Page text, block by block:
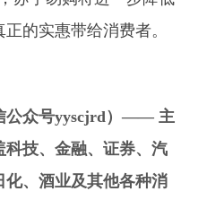
的实惠带给消费者。
公众号yyscjrd）—— 主
技、金融、证券、汽
、酒业及其他各种消